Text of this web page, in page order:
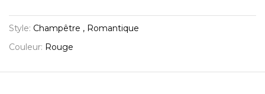
Style: Champêtre , Romantique
Couleur: Rouge